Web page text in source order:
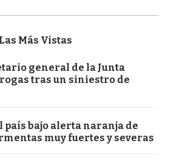
Las Más Vistas
general de la Junta
tras un siniestro de
país bajo alerta naranja de
muy fuertes y severas